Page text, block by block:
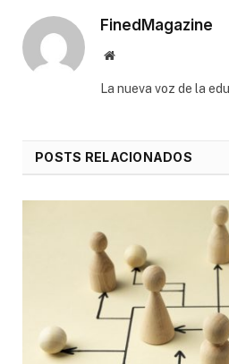
FinedMagazine
Website
⁠La nueva voz de la
POSTS RELACIONADOS